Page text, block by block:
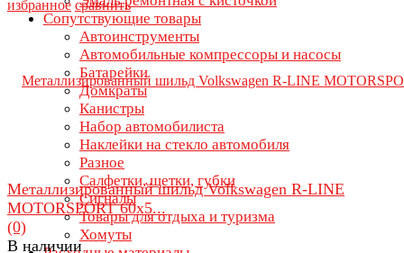
Сопутствующие товары
Автоинструменты
Автомобильные компрессоры и насосы
Батарейки
Домкраты
Канистры
Набор автомобилиста
Наклейки на стекло автомобиля
Разное
Салфетки, щетки, губки
Сигналы
Товары для отдыха и туризма
Хомуты
избранное сравнить
Металлизированный шильд Volkswagen R-LINE
MOTORSPORT 60х5...
(0)
В наличии